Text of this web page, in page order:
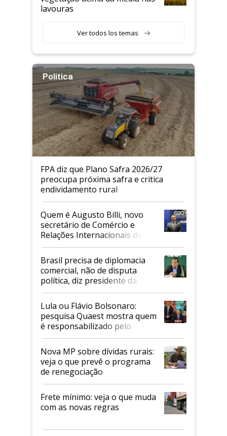
lavouras
Ver todos los temas
Política
FPA diz que Plano Safra 2026/27
preocupa próxima safra e critica
endividamento rural
Quem é Augusto Billi, novo
secretário de Comércio e
Relações Internacionais do
Mapa
Brasil precisa de diplomacia
comercial, não de disputa
política, diz presidente da
Faesp
Lula ou Flávio Bolsonaro:
pesquisa Quaest mostra quem
é responsabilizado pelo
tarifaço dos EUA
Nova MP sobre dívidas rurais:
veja o que prevê o programa
de renegociação
Frete mínimo: veja o que muda
com as novas regras